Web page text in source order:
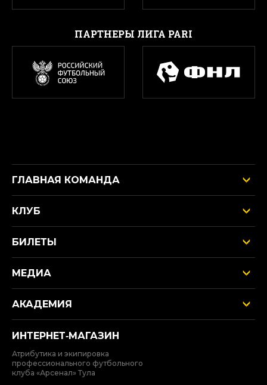
ПАРТНЕРЫ ЛИГА PARI
ГЛАВНАЯ КОМАНДА
КЛУБ
БИЛЕТЫ
МЕДИА
АКАДЕМИЯ
ИНТЕРНЕТ‑МАГАЗИН
Атрибутика и экипировка
профессионального футбольного
клуба «Арсенал» Тула